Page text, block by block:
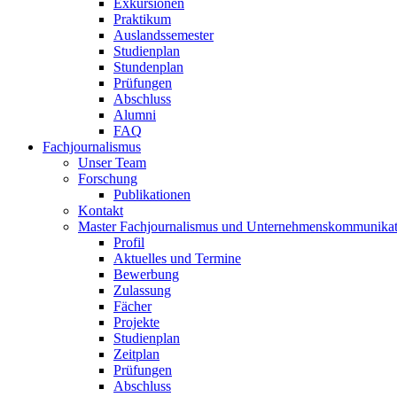
Exkursionen
Praktikum
Auslandssemester
Studienplan
Stundenplan
Prüfungen
Abschluss
Alumni
FAQ
Fachjournalismus
Unser Team
Forschung
Publikationen
Kontakt
Master Fachjournalismus und
Profil
Aktuelles und Termine
Bewerbung
Zulassung
Fächer
Projekte
Studienplan
Zeitplan
Prüfungen
Abschluss